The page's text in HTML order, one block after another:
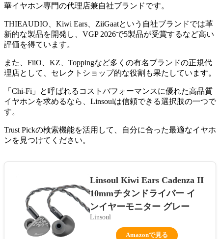
華イヤホン専門の代理店兼自社ブランドです。
THIEAUDIO、Kiwi Ears、ZiiGaatという自社ブランドでは革
新的な製品を開発し、VGP 2026で5製品が受賞するなど高い
評価を得ています。
また、FiiO、KZ、Toppingなど多くの有名ブランドの正規代
理店として、セレクトショップ的な役割も果たしています。
「Chi-Fi」と呼ばれるコストパフォーマンスに優れた高品質
イヤホンを求めるなら、Linsoulは信頼できる選択肢の一つで
す。
Trust Pickの検索機能を活用して、自分に合った最適なイヤホ
ンを見つけてください。
Linsoul Kiwi Ears Cadenza II
10mmチタンドライバー イ
ンイヤーモニター グレー
Linsoul
Amazonで見る